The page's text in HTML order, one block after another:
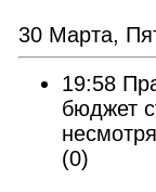
30 Марта,
19:58
бюджет
(0)